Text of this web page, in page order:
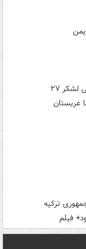
۲۷
عربستان
ترکیه
فیلم